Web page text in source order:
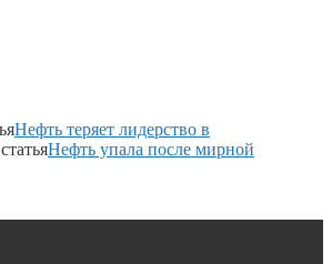
Нефть теряет лидерство в
Нефть упала после мирной